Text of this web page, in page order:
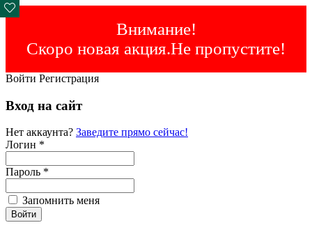
Внимание!
Скоро новая акция.Не пропустите!
Войти Регистрация
Вход на сайт
Нет аккаунта? Заведите прямо сейчас!
Логин *
Пароль *
Запомнить меня